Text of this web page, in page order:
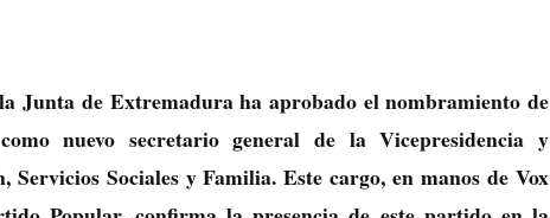
Junta de Extremadura ha aprobado el nombramiento de
nuevo secretario general de la Vicepresidencia y
Servicios Sociales y Familia. Este cargo, en manos de Vox